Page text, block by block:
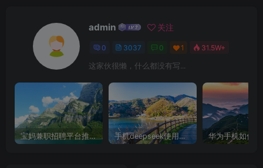
admin 关注
0 3037 0 1 31.5W+
这家伙很懒，什么都没有写...
宝妈兼职招聘平台推荐，轻松找到理想工作！ 手机deepseek使用全攻略，轻松实现画图与炒股功能